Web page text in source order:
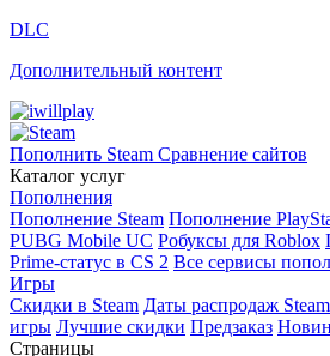
DLC
Дополнительный контент
Пополнить Steam Сравнение сайтов
Каталог услуг
Пополнения
Пополнение Steam Пополнение
PUBG Mobile UC Робуксы для Roblox
Prime-статус в CS 2 Все сервисы
Игры
Скидки в Steam Даты распродаж Steam
игры Лучшие скидки Предзаказ
Страницы